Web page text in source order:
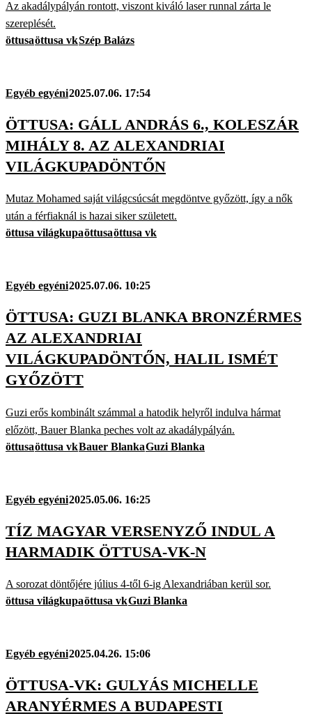
Az akadálypályán rontott, viszont kiváló laser runnal zárta le
szereplését.
öttusaöttusa vkSzép Balázs
Egyéb egyéni2025.07.06. 17:54
ÖTTUSA: GÁLL ANDRÁS 6., KOLESZÁR
MIHÁLY 8. AZ ALEXANDRIAI
VILÁGKUPADÖNTŐN
Mutaz Mohamed saját világcsúcsát megdöntve győzött, így a nők
után a férfiaknál is hazai siker született.
öttusa világkupaöttusaöttusa vk
Egyéb egyéni2025.07.06. 10:25
ÖTTUSA: GUZI BLANKA BRONZÉRMES
AZ ALEXANDRIAI
VILÁGKUPADÖNTŐN, HALIL ISMÉT
GYŐZÖTT
Guzi erős kombinált számmal a hatodik helyről indulva hármat
előzött, Bauer Blanka peches volt az akadálypályán.
öttusaöttusa vkBauer BlankaGuzi Blanka
Egyéb egyéni2025.05.06. 16:25
TÍZ MAGYAR VERSENYZŐ INDUL A
HARMADIK ÖTTUSA-VK-N
A sorozat döntőjére július 4-től 6-ig Alexandriában kerül sor.
öttusa világkupaöttusa vkGuzi Blanka
Egyéb egyéni2025.04.26. 15:06
ÖTTUSA-VK: GULYÁS MICHELLE
ARANYÉRMES A BUDAPESTI